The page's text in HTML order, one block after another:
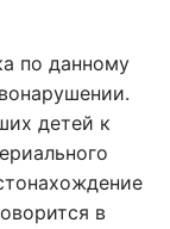
по данному
детей к
в